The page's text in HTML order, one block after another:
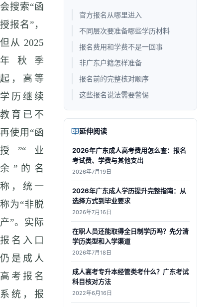
会搜索“函
授报名”，
但从 2025
年秋季
起，高等
学历继续
教育已不
再使用“函
授”“业
余”的名
称，统一
称为“非脱
产”。实际
报名入口
仍是成人
高考报名
系统，报
官方报名从哪里进入
不同层次要准备哪些学历材料
报名费用和学费不是一回事
非广东户籍怎样准备
报名前的完整核对顺序
这些报名说法需要警惕
延伸阅读
2026年广东成人高考费用怎么查：报名
考试费、学费与其他支出
2026年7月19日
2026年广东成人学历提升完整指南：从
选择方式到毕业要求
2026年7月16日
在职人员还能取得全日制学历吗？先分清
学历类型和入学渠道
2026年7月18日
成人高考专升本经管类考什么？广东考试
科目核对方法
2022年6月16日